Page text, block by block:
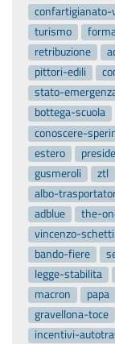
confartigianato-
turismo
retribuzione
pittori-edili
stato-
bottega-scuola
conoscere-
estero
gusmeroli
ztl
albo-
adblue
the-
vincenzo-
bando-fiere
legge-stabilita
macron
papa
gravellona-toce
incentivi-